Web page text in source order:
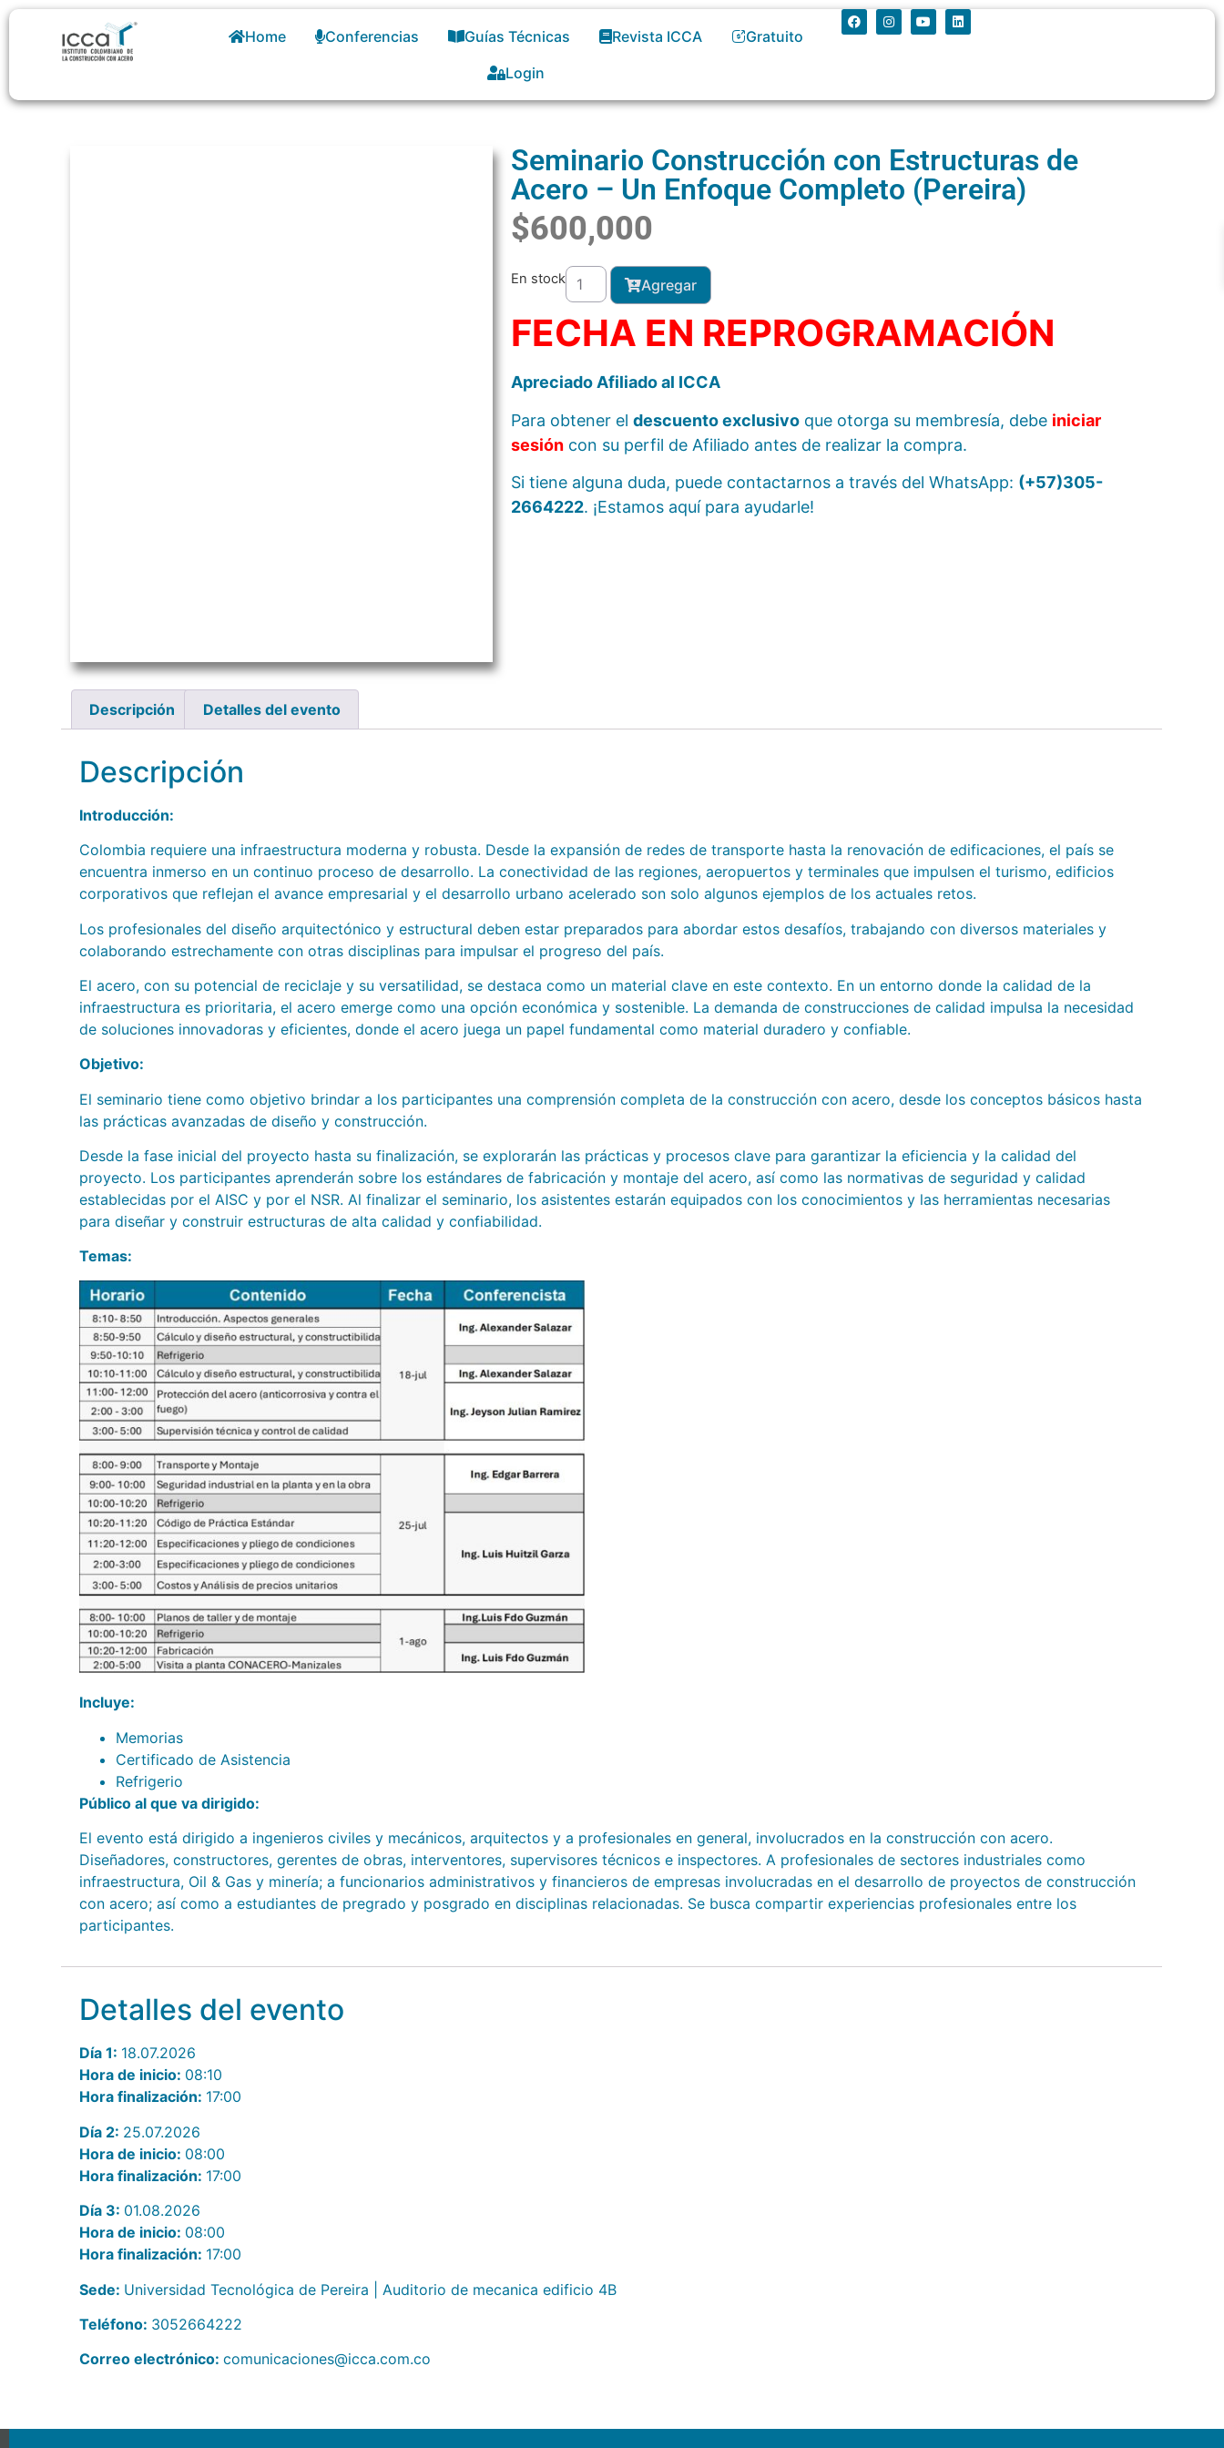
Home Conferencias Guías Técnicas Revista ICCA
Gratuito
Login
Seminario Construcción con Estructuras de
Acero – Un Enfoque Completo (Pereira)
$600,000
En stock Agregar
FECHA EN REPROGRAMACIÓN
Apreciado Afiliado al ICCA
Para obtener el descuento exclusivo que otorga su membresía, debe iniciar
sesión con su perfil de Afiliado antes de realizar la compra.
Si tiene alguna duda, puede contactarnos a través del WhatsApp: (+57)305-
2664222. ¡Estamos aquí para ayudarle!
Descripción Detalles del evento
Descripción
Introducción:
Colombia requiere una infraestructura moderna y robusta. Desde la expansión de redes de transporte hasta la renovación de edificaciones, el país se
encuentra inmerso en un continuo proceso de desarrollo. La conectividad de las regiones, aeropuertos y terminales que impulsen el turismo, edificios
corporativos que reflejan el avance empresarial y el desarrollo urbano acelerado son solo algunos ejemplos de los actuales retos.
Los profesionales del diseño arquitectónico y estructural deben estar preparados para abordar estos desafíos, trabajando con diversos materiales y
colaborando estrechamente con otras disciplinas para impulsar el progreso del país.
El acero, con su potencial de reciclaje y su versatilidad, se destaca como un material clave en este contexto. En un entorno donde la calidad de la
infraestructura es prioritaria, el acero emerge como una opción económica y sostenible. La demanda de construcciones de calidad impulsa la necesidad
de soluciones innovadoras y eficientes, donde el acero juega un papel fundamental como material duradero y confiable.
Objetivo:
El seminario tiene como objetivo brindar a los participantes una comprensión completa de la construcción con acero, desde los conceptos básicos hasta
las prácticas avanzadas de diseño y construcción.
Desde la fase inicial del proyecto hasta su finalización, se explorarán las prácticas y procesos clave para garantizar la eficiencia y la calidad del
proyecto. Los participantes aprenderán sobre los estándares de fabricación y montaje del acero, así como las normativas de seguridad y calidad
establecidas por el AISC y por el NSR. Al finalizar el seminario, los asistentes estarán equipados con los conocimientos y las herramientas necesarias
para diseñar y construir estructuras de alta calidad y confiabilidad.
Temas:
Incluye:
Memorias
Certificado de Asistencia
Refrigerio
Público al que va dirigido:
El evento está dirigido a ingenieros civiles y mecánicos, arquitectos y a profesionales en general, involucrados en la construcción con acero.
Diseñadores, constructores, gerentes de obras, interventores, supervisores técnicos e inspectores. A profesionales de sectores industriales como
infraestructura, Oil & Gas y minería; a funcionarios administrativos y financieros de empresas involucradas en el desarrollo de proyectos de construcción
con acero; así como a estudiantes de pregrado y posgrado en disciplinas relacionadas. Se busca compartir experiencias profesionales entre los
participantes.
Detalles del evento
Día 1: 18.07.2026
Hora de inicio: 08:10
Hora finalización: 17:00
Día 2: 25.07.2026
Hora de inicio: 08:00
Hora finalización: 17:00
Día 3: 01.08.2026
Hora de inicio: 08:00
Hora finalización: 17:00
Sede: Universidad Tecnológica de Pereira | Auditorio de mecanica edificio 4B
Teléfono: 3052664222
Correo electrónico: comunicaciones@icca.com.co